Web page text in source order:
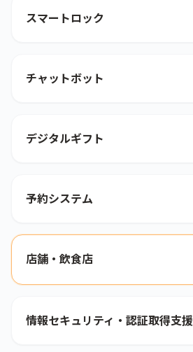
スマートロック
チャットボット
デジタルギフト
予約システム
店舗・飲食店
情報セキュリティ・認証取得支援